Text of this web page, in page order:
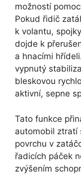
možností
Pokud řidič
k volantu,
dojde k
a hnacími
vypnutý
bleskovou
aktivní, sepne
Tato funkce
automobil ztratí
povrchu v
řadicích páček
zvýšením